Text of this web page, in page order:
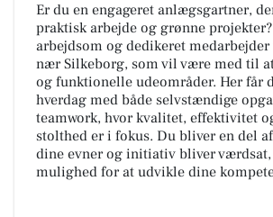
Er du en engageret anlægsgartner,
praktisk arbejde og grønne
arbejdsom og dedikeret
nær Silkeborg, som vil være med til
og funktionelle udeområder. Her får
hverdag med både selvstændige
teamwork, hvor kvalitet, effektivitet
stolthed er i fokus. Du bliver en del
dine evner og initiativ bliver
mulighed for at udvikle dine